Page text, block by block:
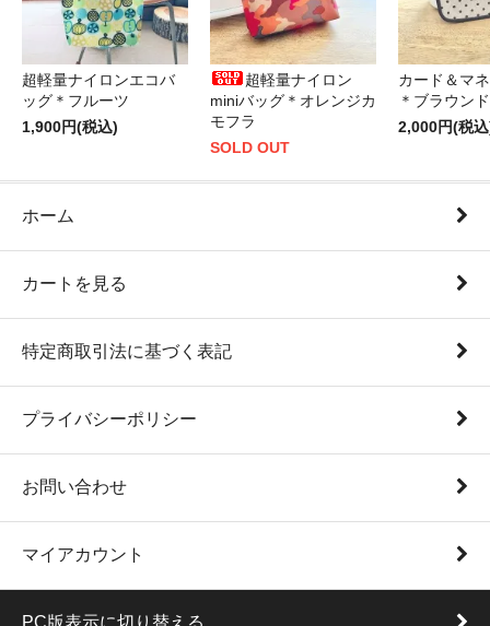
超軽量ナイロンエコバ
ッグ＊フルーツ
1,900円(税込)
超軽量ナイロン
miniバッグ＊オレンジカ
モフラ
SOLD OUT
カード＆マ
＊ブラウン
2,000円(税
ホーム
カートを見る
特定商取引法に基づく表記
プライバシーポリシー
お問い合わせ
マイアカウント
PC版表示に切り替える